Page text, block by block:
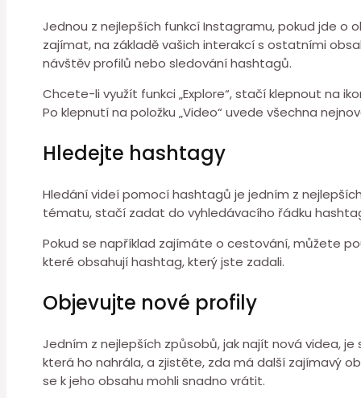
Jednou z nejlepších funkcí Instagramu, pokud jde o
zajímat, na základě vašich interakcí s ostatními
návštěv profilů nebo sledování hashtagů.
Chcete-li využít funkci „Explore“, stačí klepnout na
Po klepnutí na položku „Video“ uvede všechna
Hledejte hashtagy
Hledání videí pomocí hashtagů je jedním z
tématu, stačí zadat do vyhledávacího řádku
Pokud se například zajímáte o cestování, můžete
které obsahují hashtag, který jste zadali.
Objevujte nové profily
Jedním z nejlepších způsobů, jak najít nová videa,
která ho nahrála, a zjistěte, zda má další zajímavý
se k jeho obsahu mohli snadno vrátit.